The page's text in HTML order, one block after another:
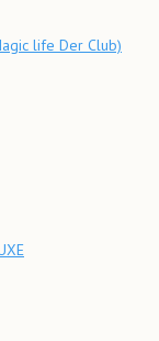
life Der Club)